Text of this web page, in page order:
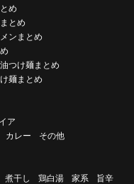
め
とめ
ンまとめ
つけ麺まとめ
麺まとめ
ア
カレー その他
煮干し 鶏白湯 家系
旨辛